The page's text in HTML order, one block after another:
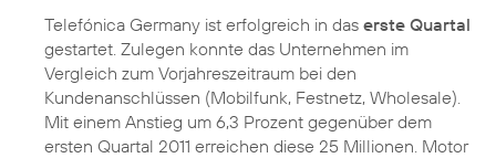
Telefónica Germany ist erfolgreich in das erste Quartal
gestartet. Zulegen konnte das Unternehmen im
Vergleich zum Vorjahreszeitraum bei den
Kundenanschlüssen (Mobilfunk, Festnetz, Wholesale).
Mit einem Anstieg um 6,3 Prozent gegenüber dem
ersten Quartal 2011 erreichen diese 25 Millionen. Motor